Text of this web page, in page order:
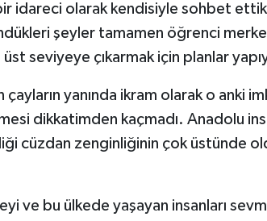
idareci olarak kendisiyle sohbet
şeyler tamamen öğrenci
seviyeye çıkarmak için planlar
yanında ikram olarak o anki
dikkatimden kaçmadı. Anadolu
cüzdan zenginliğinin çok üstünde
ve bu ülkede yaşayan insanları